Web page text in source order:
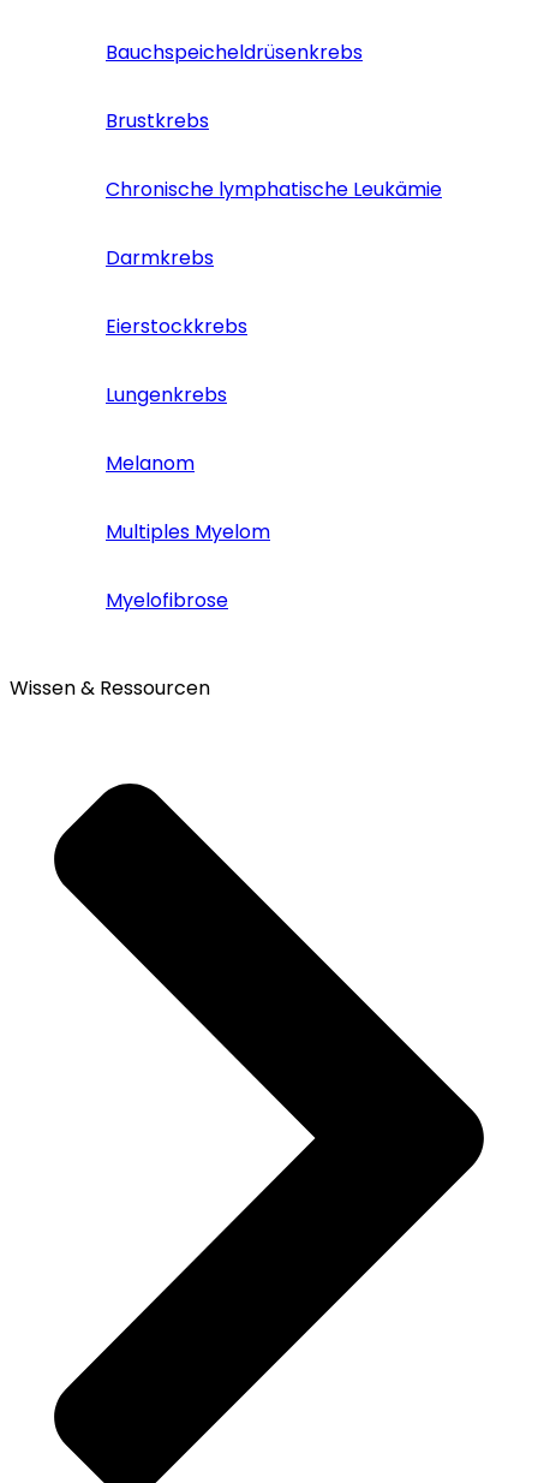
Bauchspeicheldrüsenkrebs
Brustkrebs
Chronische lymphatische Leukämie
Darmkrebs
Eierstockkrebs
Lungenkrebs
Melanom
Multiples Myelom
Myelofibrose
Wissen & Ressourcen